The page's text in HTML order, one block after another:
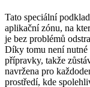
Tato speciální
aplikační zónu, na
je bez problémů
Díky tomu není nutné
přípravky, takže
navržena pro
prostředí, kde